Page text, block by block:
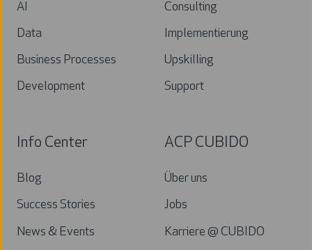
AI
Data
Business Processes
Development
Consulting
Implementierung
Upskilling
Support
Info Center
Blog
Success Stories
News & Events
ACP CUBIDO
Über uns
Jobs
Karriere @ CUBIDO